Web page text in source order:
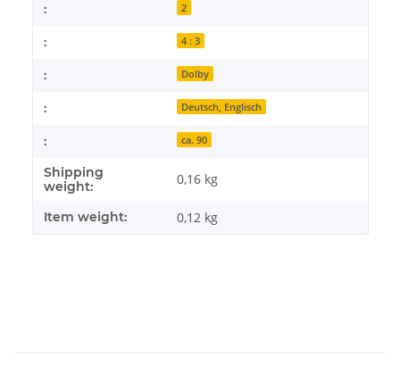
: 2
: 4 : 3
: Dolby
: Deutsch, Englisch
: ca. 90
Shipping
weight:
0,16 kg
Item weight: 0,12 kg